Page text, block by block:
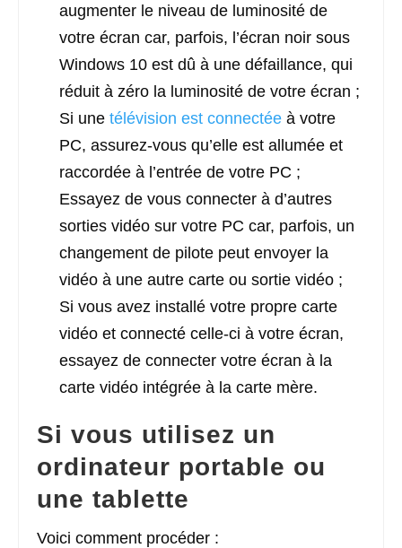
augmenter le niveau de luminosité de
votre écran car, parfois, l’écran noir sous
Windows 10 est dû à une défaillance, qui
réduit à zéro la luminosité de votre écran ;
Si une télévision est connectée à votre
PC, assurez-vous qu’elle est allumée et
raccordée à l’entrée de votre PC ;
Essayez de vous connecter à d’autres
sorties vidéo sur votre PC car, parfois, un
changement de pilote peut envoyer la
vidéo à une autre carte ou sortie vidéo ;
Si vous avez installé votre propre carte
vidéo et connecté celle-ci à votre écran,
essayez de connecter votre écran à la
carte vidéo intégrée à la carte mère.
Si vous utilisez un
ordinateur portable ou
une tablette
Voici comment procéder :